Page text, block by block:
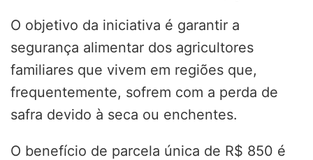
O objetivo da iniciativa é garantir a
segurança alimentar dos agricultores
familiares que vivem em regiões que,
frequentemente, sofrem com a perda de
safra devido à seca ou enchentes.
O benefício de parcela única de R$ 850 é